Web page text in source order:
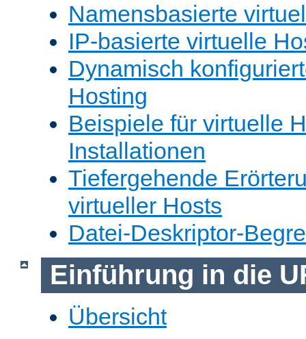
Namensbasierte
IP-basierte virtuelle
Dynamisch
Hosting
Beispiele für virtuelle
Installationen
Tiefergehende
virtueller Hosts
Datei-Deskriptor-
Einführung in die
Übersicht